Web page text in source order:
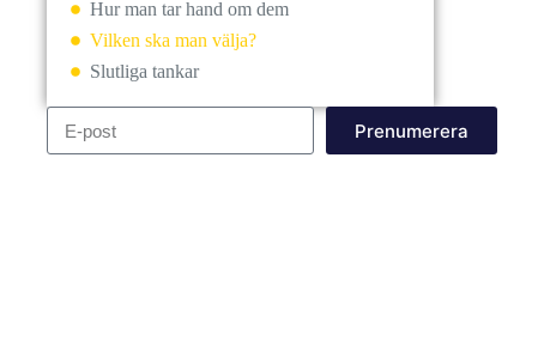
Hur man tar hand om dem
Vilken ska man välja?
Slutliga tankar
Prenumerera